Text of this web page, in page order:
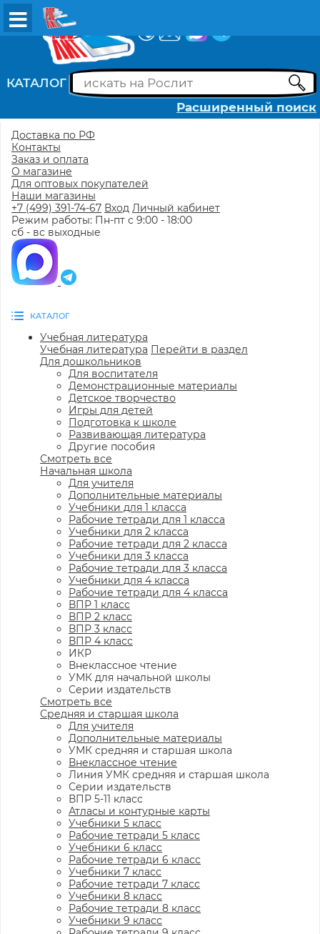
КАТАЛОГ
Расширенный поиск
Доставка по РФ
Контакты
Заказ и оплата
О магазине
Для оптовых покупателей
Наши магазины
+7 (499) 391-74-67 Вход Личный кабинет
Режим работы: Пн-пт с 9:00 - 18:00
сб - вс выходные
КАТАЛОГ
Учебная литература
Учебная литература Перейти в раздел
Для дошкольников
Для воспитателя
Демонстрационные материалы
Детское творчество
Игры для детей
Подготовка к школе
Развивающая литература
Другие пособия
Смотреть все
Начальная школа
Для учителя
Дополнительные материалы
Учебники для 1 класса
Рабочие тетради для 1 класса
Учебники для 2 класса
Рабочие тетради для 2 класса
Учебники для 3 класса
Рабочие тетради для 3 класса
Учебники для 4 класса
Рабочие тетради для 4 класса
ВПР 1 класс
ВПР 2 класс
ВПР 3 класс
ВПР 4 класс
ИКР
Внеклассное чтение
УМК для начальной школы
Серии издательств
Смотреть все
Средняя и старшая школа
Для учителя
Дополнительные материалы
УМК средняя и старшая школа
Внеклассное чтение
Линия УМК средняя и старшая школа
Серии издательств
ВПР 5-11 класс
Атласы и контурные карты
Учебники 5 класс
Рабочие тетради 5 класс
Учебники 6 класс
Рабочие тетради 6 класс
Учебники 7 класс
Рабочие тетради 7 класс
Учебники 8 класс
Рабочие тетради 8 класс
Учебники 9 класс